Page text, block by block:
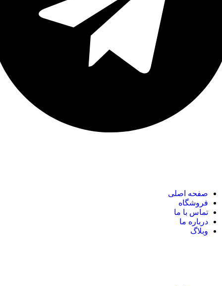
صفحه اصلی
فروشگاه
تماس با ما
درباره ما
وبلاگ